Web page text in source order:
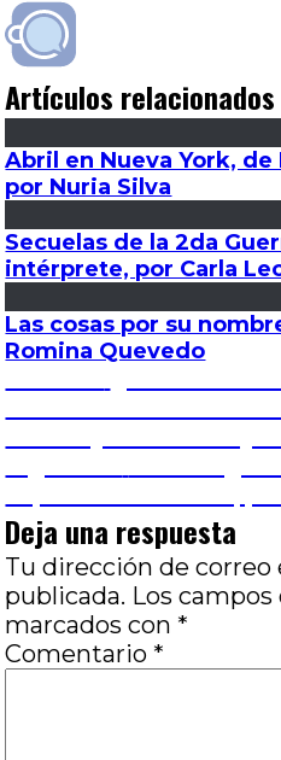
Artículos relacionados
Abril en Nueva York,
por Nuria Silva
Secuelas de la 2da
intérprete, por Carla
Las cosas por su
Romina Quevedo
Navegación
de
entradas
Deja una respuesta
Tu dirección de correo
publicada. Los
marcados con *
Comentario *